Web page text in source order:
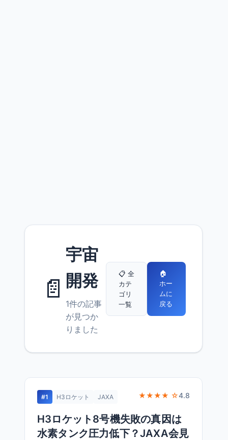
📄
宇宙
開発
1件の記事
が見つか
りました
📋 全
カテ
ゴリ
一覧
🏠
ホー
ムに
戻る
#1 H3ロケット JAXA ★★★★ ☆4.8
H3ロケット8号機失敗の真因は
水素タンク圧力低下？JAXA会見